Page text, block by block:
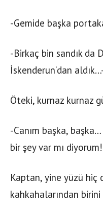
-Gemide başka
-Birkaç bin sandık da
İskenderun’dan
Öteki, kurnaz kurnaz
-Canım başka,
bir şey var mı
Kaptan, yine yüzü hiç
kahkahalarından